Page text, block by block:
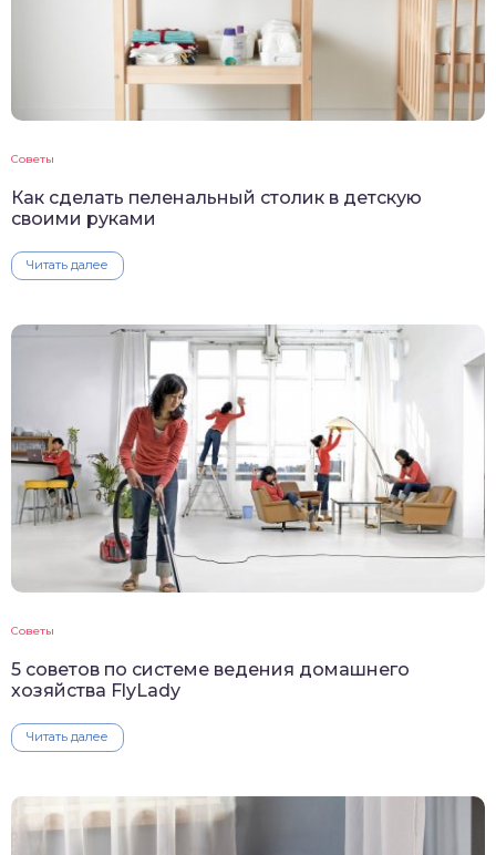
Советы
Как сделать пеленальный столик в детскую
своими руками
Читать далее
Советы
5 советов по системе ведения домашнего
хозяйства FlyLady
Читать далее